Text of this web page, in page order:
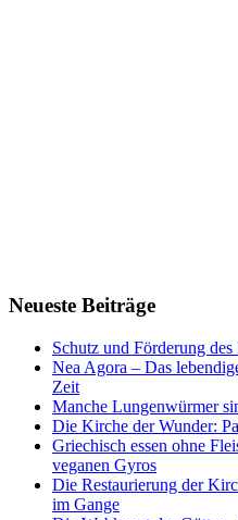
Neueste Beiträge
Schutz und Förderung
Nea Agora – Das
Zeit
Manche Lungenwürmer
Die Kirche der Wunder:
Griechisch essen ohne
veganen Gyros
Die Restaurierung der
im Gange